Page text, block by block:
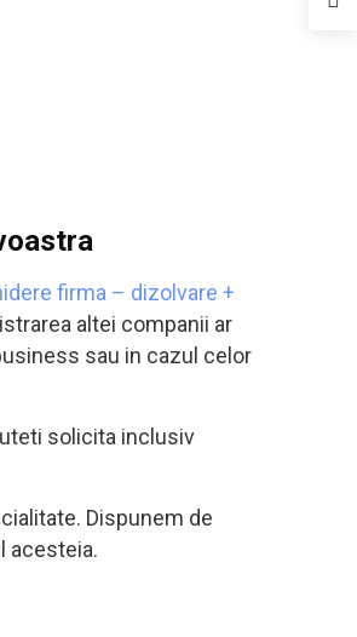
firma – dizolvare +
altei companii ar
sau in cazul celor
solicita inclusiv
Dispunem de
acesteia.